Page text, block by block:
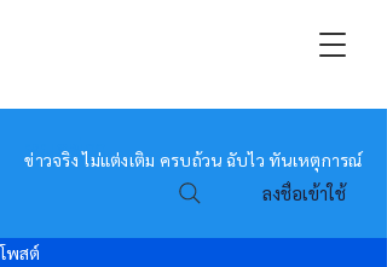
หมอข่าว
ข่าวจริง ไม่แต่งเติม ครบถ้วน ฉับไว ทันเหตุการณ์
ลงชื่อเข้าใช้
โพสต์